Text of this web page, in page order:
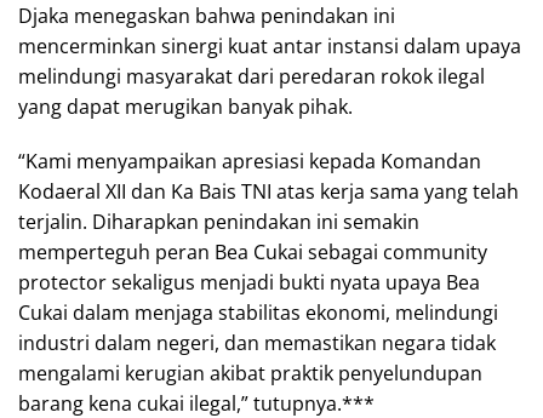
Djaka menegaskan bahwa penindakan ini
mencerminkan sinergi kuat antar instansi dalam upaya
melindungi masyarakat dari peredaran rokok ilegal
yang dapat merugikan banyak pihak.
“Kami menyampaikan apresiasi kepada Komandan
Kodaeral XII dan Ka Bais TNI atas kerja sama yang telah
terjalin. Diharapkan penindakan ini semakin
memperteguh peran Bea Cukai sebagai community
protector sekaligus menjadi bukti nyata upaya Bea
Cukai dalam menjaga stabilitas ekonomi, melindungi
industri dalam negeri, dan memastikan negara tidak
mengalami kerugian akibat praktik penyelundupan
barang kena cukai ilegal,” tutupnya.***